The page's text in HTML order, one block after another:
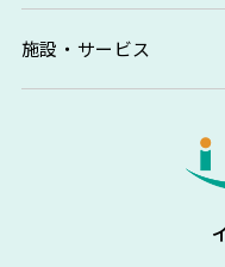
施設・サービス